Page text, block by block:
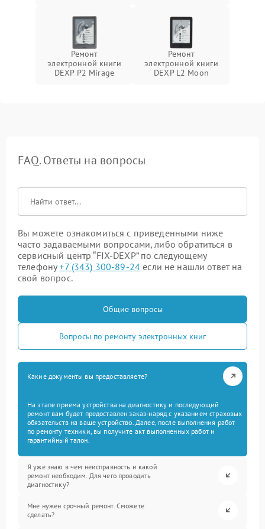
Ремонт
электронной книги
DEXP P2 Mirage
Ремонт
электронной книги
DEXP L2 Moon
FAQ. Ответы на вопросы
Вы можете ознакомиться с приведенными ниже
часто задаваемыми вопросами, либо обратиться в
сервисный центр “FIX-DEXP” по следующему
телефону+7 (343) 300-89-24 если не нашли ответ на
свой вопрос.
Общие вопросы
Вопросы по ремонту электронных книг
Какие документы вы предоставляете?
На этапе приема устройства на диагностику и последующий
ремонт вам будет предоставлен заказ-наряд с указанием страховых
обязательств на ваше устройство. Далее, после выполнения работ
по ремонту техники, вы получите акт выполненных работ и
гарантийный талон.
Я уже знаю в чем неисправность и какой
ремонт необходим. Для чего проводить
диагностику?
Мне нужен срочный ремонт. Сможете
сделать?